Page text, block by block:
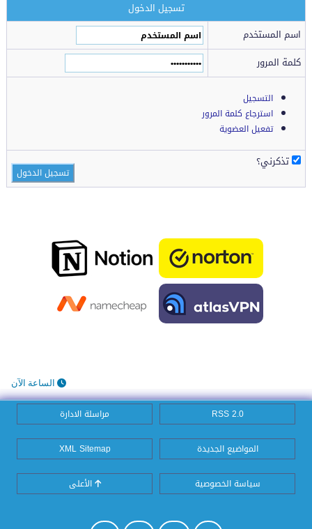
تسجيل الدخول
اسم المستخدم
كلمة المرور
التسجيل
استرجاع كلمة المرور
تفعيل العضوية
تذكرني؟
الساعة الآن
RSS 2.0 مراسلة الادارة
المواضيع الجديدة XML Sitemap
سياسة الخصوصية الأعلى